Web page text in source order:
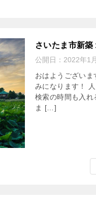
さいたま市新
公開日： 2022年1
おはようござい
みになります！
検索の時間も入れ
ま […]